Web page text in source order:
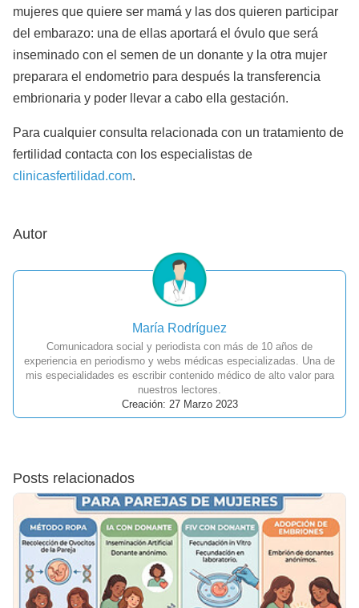
mujeres que quiere ser mamá y las dos quieren participar
del embarazo: una de ellas aportará el óvulo que será
inseminado con el semen de un donante y la otra mujer
preparara el endometrio para después la transferencia
embrionaria y poder llevar a cabo ella gestación.
Para cualquier consulta relacionada con un tratamiento de
fertilidad contacta con los especialistas de
clinicasfertilidad.com.
Autor
María Rodríguez
Comunicadora social y periodista con más de 10 años de
experiencia en periodismo y webs médicas especializadas. Una de
mis especialidades es escribir contenido médico de alto valor para
nuestros lectores.
Creación: 27 Marzo 2023
Posts relacionados